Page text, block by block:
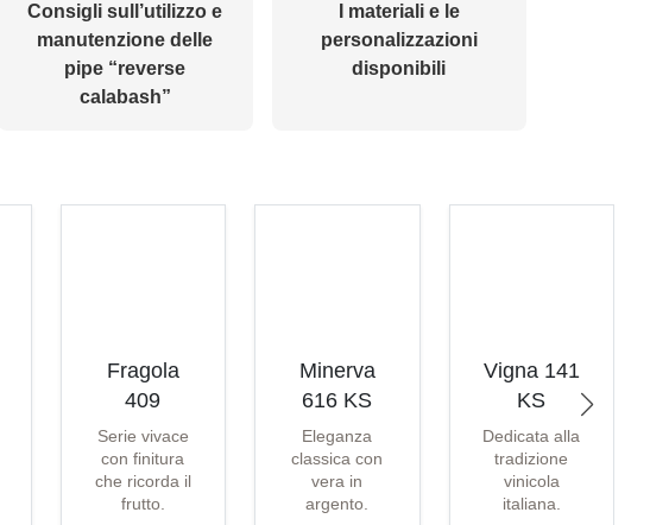
Consigli sull’utilizzo e
manutenzione delle
pipe “reverse
calabash”
I materiali e le
personalizzazioni
disponibili
Fragola
409
Serie vivace
con finitura
che ricorda il
frutto.
Minerva
616 KS
Eleganza
classica con
vera in
argento.
Vigna 141
KS
Dedicata alla
tradizione
vinicola
italiana.